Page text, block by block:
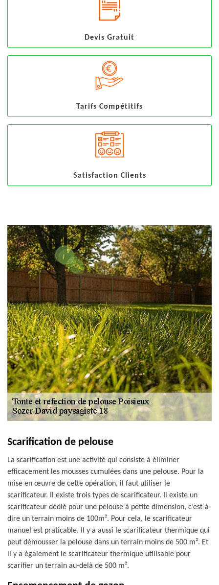
Devis Gratuit
Tarifs Compétitifs
Satisfaction Clients
Scarification de pelouse
La scarification est une activité qui consiste à éliminer
efficacement les mousses cumulées dans une pelouse. Pour la
mise en œuvre de cette opération, il faut utiliser le
scarificateur. Il existe trois types de scarificateur. Il existe un
scarificateur dédié pour une pelouse à petite dimension, c’est-à-
dire un terrain moins de 100m². Pour cela, le scarificateur
manuel est praticable. Il y a aussi le scarificateur thermique qui
peut démousser la pelouse dans un terrain moins de 500 m². Et
il y a également le scarificateur thermique utilisable pour
scarifier un terrain au-delà de 500 m².